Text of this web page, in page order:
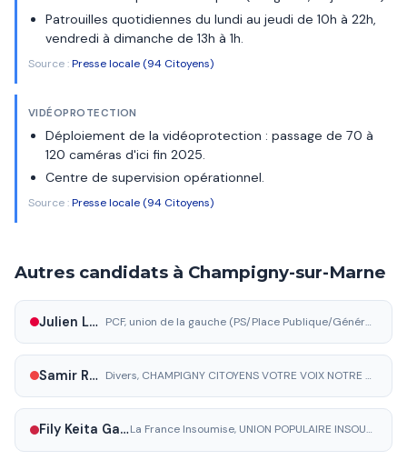
Patrouilles quotidiennes du lundi au jeudi de 10h à 22h,
vendredi à dimanche de 13h à 1h.
Source :Presse locale (94 Citoyens)
VIDÉOPROTECTION
Déploiement de la vidéoprotection : passage de 70 à
120 caméras d'ici fin 2025.
Centre de supervision opérationnel.
Source :Presse locale (94 Citoyens)
Autres candidats à Champigny-sur-Marne
Julien Léger PCF, union de la gauche (PS/Place Publique/Génération.s/PRG)
Samir Rekab Divers, CHAMPIGNY CITOYENS VOTRE VOIX NOTRE ENGAGEMENT
Fily Keita Gassama La France Insoumise, UNION POPULAIRE INSOUMISE ET CITOYENNE